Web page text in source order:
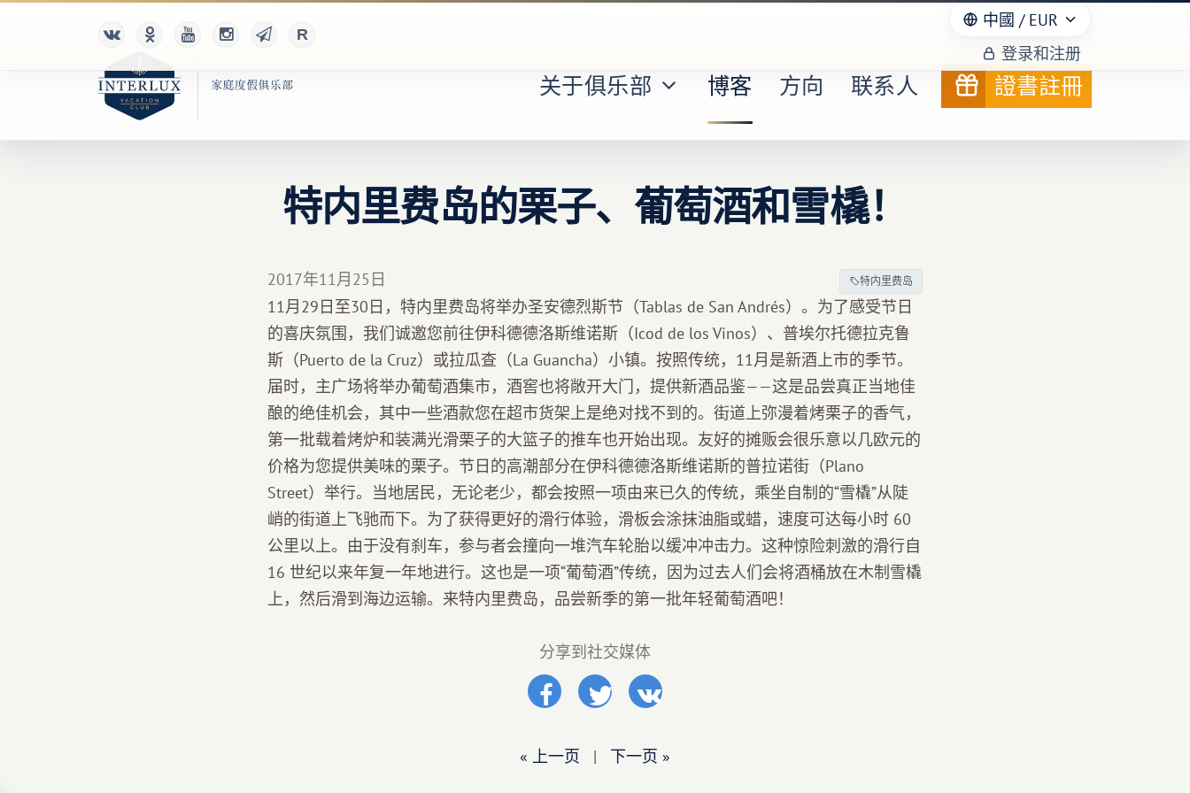
中國 / EUR
登录和注册
关于俱乐部 博客 方向 联系人 證書註冊
特内里费岛的栗子、葡萄酒和雪橇！
2017年11月25日 特内里费岛
11月29日至30日，特内里费岛将举办圣安德烈斯节（Tablas de San Andrés）。为了感受节日
的喜庆氛围，我们诚邀您前往伊科德德洛斯维诺斯（Icod de los Vinos）、普埃尔托德拉克鲁
斯（Puerto de la Cruz）或拉瓜查（La Guancha）小镇。按照传统，11月是新酒上市的季节。
届时，主广场将举办葡萄酒集市，酒窖也将敞开大门，提供新酒品鉴——这是品尝真正当地佳
酿的绝佳机会，其中一些酒款您在超市货架上是绝对找不到的。街道上弥漫着烤栗子的香气，
第一批载着烤炉和装满光滑栗子的大篮子的推车也开始出现。友好的摊贩会很乐意以几欧元的
价格为您提供美味的栗子。节日的高潮部分在伊科德德洛斯维诺斯的普拉诺街（Plano
Street）举行。当地居民，无论老少，都会按照一项由来已久的传统，乘坐自制的“雪橇”从陡
峭的街道上飞驰而下。为了获得更好的滑行体验，滑板会涂抹油脂或蜡，速度可达每小时 60
公里以上。由于没有刹车，参与者会撞向一堆汽车轮胎以缓冲冲击力。这种惊险刺激的滑行自
16 世纪以来年复一年地进行。这也是一项“葡萄酒”传统，因为过去人们会将酒桶放在木制雪橇
上，然后滑到海边运输。来特内里费岛，品尝新季的第一批年轻葡萄酒吧！
分享到社交媒体
« 上一页 | 下一页 »